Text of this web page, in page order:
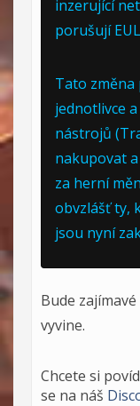
inzerující
porušují
Tato změna
jednotlivce
nástrojů
nakupovat
za herní
obvzlášť ty,
jsou nyní
Bude
vyvine.
Chcete si
se na náš